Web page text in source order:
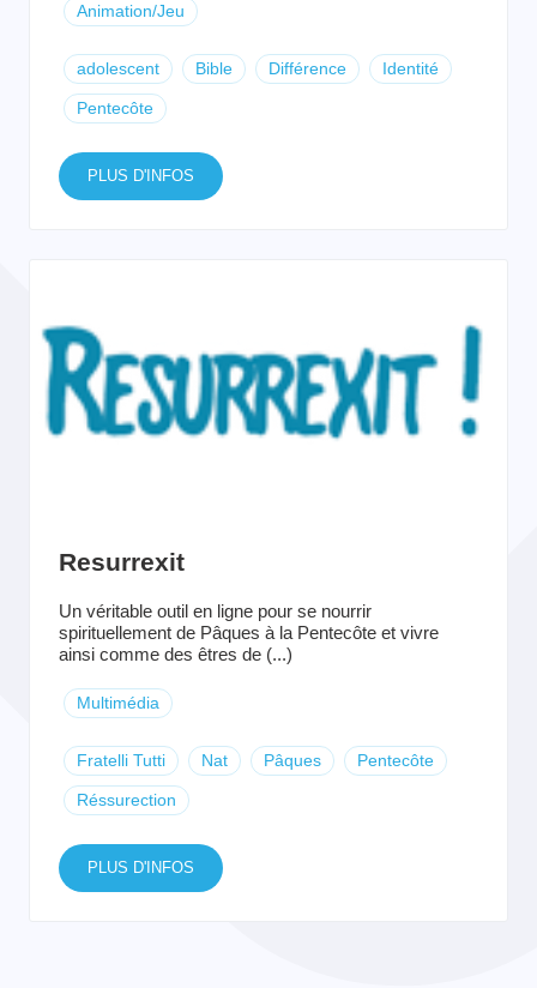
Animation/Jeu
adolescent Bible Différence Identité
Pentecôte
PLUS D'INFOS
Resurrexit
Un véritable outil en ligne pour se nourrir
spirituellement de Pâques à la Pentecôte et vivre
ainsi comme des êtres de (...)
Multimédia
Fratelli Tutti Nat Pâques Pentecôte
Réssurection
PLUS D'INFOS